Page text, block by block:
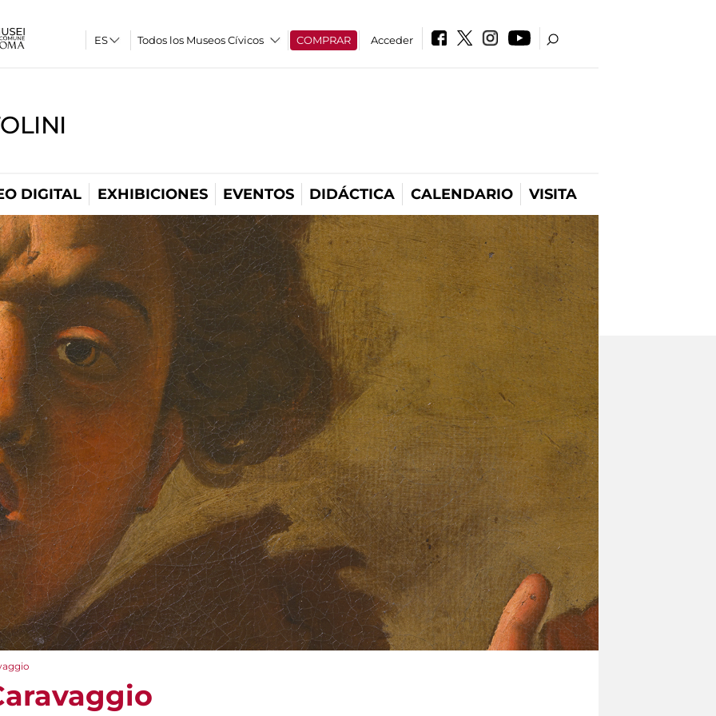
Todos los Museos Cívicos COMPRAR Acceder
DIGITAL EXHIBICIONES EVENTOS DIDÁCTICA CALENDARIO VISITA